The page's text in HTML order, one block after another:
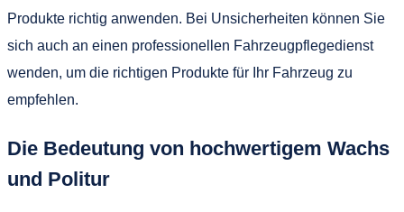
Produkte richtig anwenden. Bei Unsicherheiten können Sie
sich auch an einen professionellen Fahrzeugpflegedienst
wenden, um die richtigen Produkte für Ihr Fahrzeug zu
empfehlen.
Die Bedeutung von hochwertigem Wachs
und Politur